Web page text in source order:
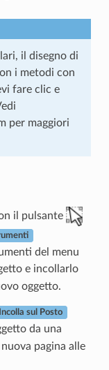
il disegno di
i metodi con
fare clic e
per maggiori
il pulsante
del menu
e incollarlo
oggetto.
Incolla sul Posto
da una
pagina alle